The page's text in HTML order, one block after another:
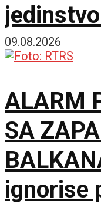
garancija
09.08.2026
ALARM
SA
ignorise